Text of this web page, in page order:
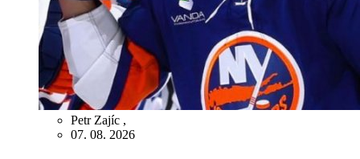
Petr Zajíc ,
07. 08. 2026